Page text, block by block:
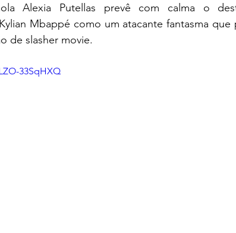
Alexia Putellas prevê com calma o
Mbappé como um atacante fantasma que
de slasher movie.
33SqHXQ